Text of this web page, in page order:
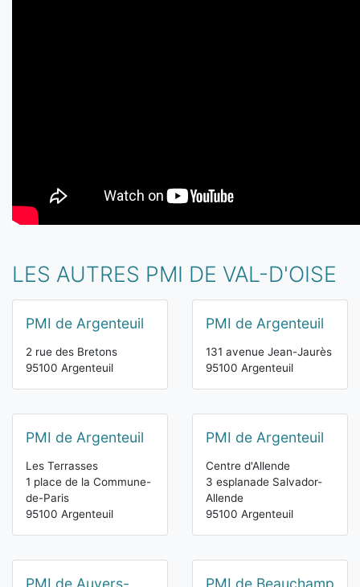
LES AUTRES PMI DE VAL-D'OISE
PMI de Argenteuil
2 rue des Bretons
95100 Argenteuil
PMI de Argenteuil
131 avenue Jean-Jaurès
95100 Argenteuil
PMI de Argenteuil
Les Terrasses
1 place de la Commune-
de-Paris
95100 Argenteuil
PMI de Argenteuil
Centre d'Allende
3 esplanade Salvador-
Allende
95100 Argenteuil